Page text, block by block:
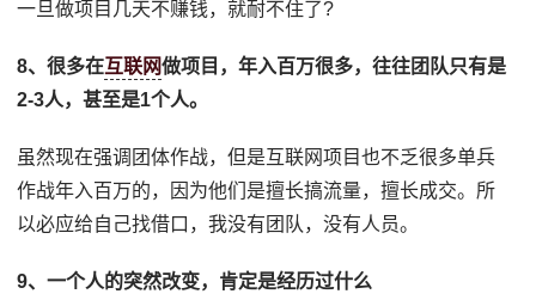
一旦做项目几天不赚钱，就耐不住了?
8、很多‍在互联网做项目，年入百万很多，往往团队只有是
2-3人，甚至是1个人。
虽然现在强调团体作战，但是互联网项目也不乏很多单兵
作战年入百万的，因为他们是擅长搞流量，擅长成交。所
以必应给自己找借口，我没有团队，没有人员。
9、一个人的突然改变，肯定是经历过什么